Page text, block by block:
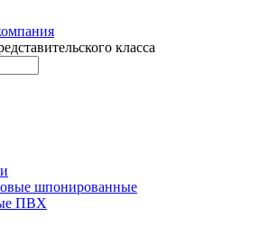
класса
шпонированные
ПВХ